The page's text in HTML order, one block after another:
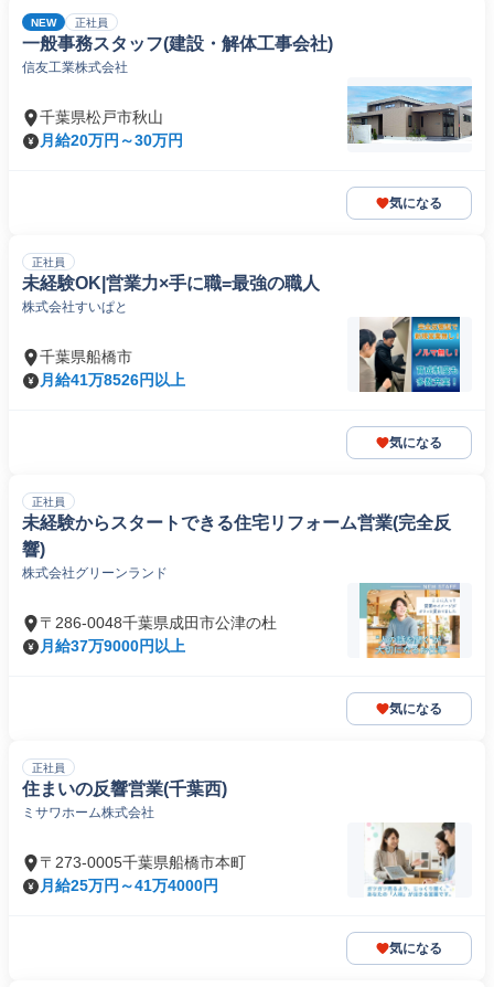
NEW 正社員
一般事務スタッフ(建設・解体工事会社)
信友工業株式会社
千葉県松戸市秋山
月給20万円～30万円
気になる
正社員
未経験OK|営業⼒×⼿に職=最強の職⼈
株式会社すいぱと
千葉県船橋市
月給41万8526円以上
気になる
正社員
未経験からスタートできる住宅リフォーム営業(完全反
響)
株式会社グリーンランド
〒286-0048千葉県成田市公津の杜
月給37万9000円以上
気になる
正社員
住まいの反響営業(千葉西)
ミサワホーム株式会社
〒273-0005千葉県船橋市本町
月給25万円～41万4000円
気になる